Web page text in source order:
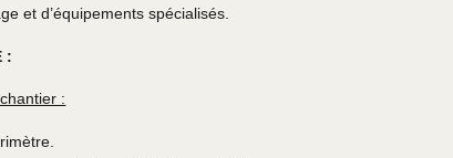
et d’équipements spécialisés.
:
: